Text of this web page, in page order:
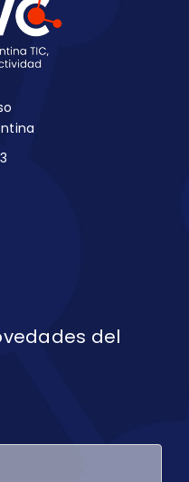
del